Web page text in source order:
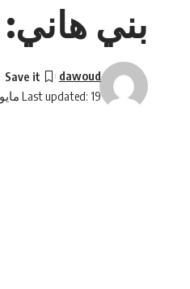
بني
Last updated: 19 مايو، 2026 12:05 ص
dawoud